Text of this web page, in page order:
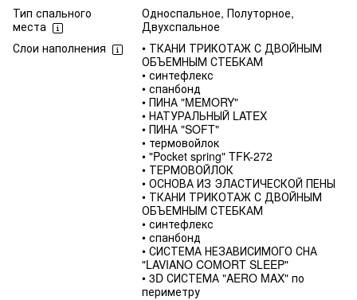
Тип спального
места
Односпальное, Полуторное,
Двухспальное
Слои наполнения
• ТКАНИ ТРИКОТАЖ С ДВОЙНЫМ
ОБЪЕМНЫМ СТЕБКАМ
• синтефлекс
• спанбонд
• ПИНА "MEMORY"
• НАТУРАЛЬНЫЙ LATEX
• ПИНА "SOFT"
• термовойлок
• "Pocket spring" TFK-272
• ТЕРМОВОЙЛОК
• ОСНОВА ИЗ ЭЛАСТИЧЕСКОЙ ПЕНЫ
• ТКАНИ ТРИКОТАЖ С ДВОЙНЫМ
ОБЪЕМНЫМ СТЕБКАМ
• синтефлекс
• спанбонд
• СИСТЕМА НЕЗАВИСИМОГО СНА
"LAVIANO COMORT SLEEP"
• 3D СИСТЕМА "AERO MAX" по
периметру